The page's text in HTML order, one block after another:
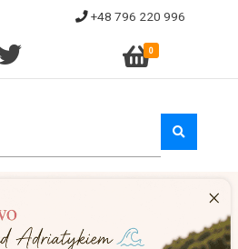
+48 796 220 996
0